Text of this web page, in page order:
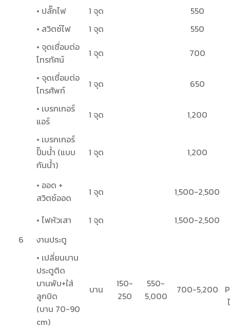
• ปลั๊กไฟ
1 จุด
550
• สวิตซ์ไฟ
1 จุด
550
• จุดเชื่อมต่อ
โทรทัศน์
1 จุด
700
• จุดเชื่อมต่อ
โทรศัพท์
1 จุด
650
• เบรกเกอร์
แอร์
1 จุด
1,200
• เบรกเกอร์
ปั๊มน้ำ (แบบ
กันน้ำ)
1 จุด 1,200
• ออด +
สวิตซ์ออด
1 จุด 1,500-2,500
• ไฟหัวเสา
1 จุด
1,500-2,500
6
งานประตู
• เปลี่ยนบาน
ประตูติด
บานพับ+ใส่
ลูกบิด
(บาน 70-90
cm)
บาน
150-
250
550-
5,000
700-5,200